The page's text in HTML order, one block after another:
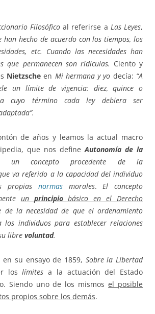
Filosóficoal referirse a Las Leyes,
han hecho de acuerdo con los tiempos, los
etc. Cuando las necesidades han
que permanecen son ridículas. Ciento y
Nietzscheen Mi hermana y yo decía: “A
un límite de vigencia: diez, quince o
a cuyo término cada ley debiera ser
de años y leamos la actual macro
que nos defineAutonomía de la
un concepto procedente de la
va referido a la capacidad del individuo
propias normasmorales. El concepto
un principiobásico en el Derecho
de la necesidad de que el ordenamiento
los individuos para establecer relaciones
libre voluntad.
en su ensayo de 1859, Sobre la Libertad
loslímites a la actuación del Estado
Siendo uno de los mismosel posible
propios sobre los demás.